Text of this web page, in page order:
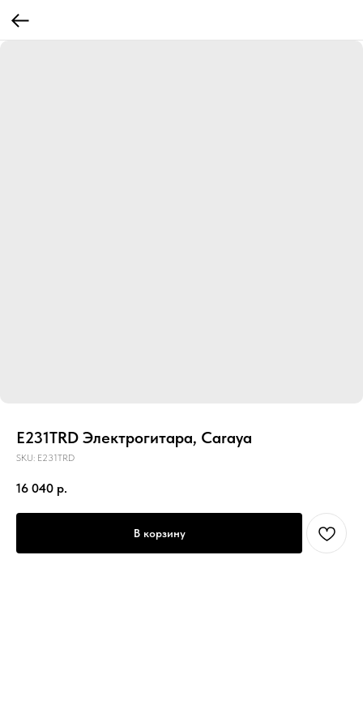
E231TRD Электрогитара, Caraya
SKU: E231TRD
16 040 р.
В корзину